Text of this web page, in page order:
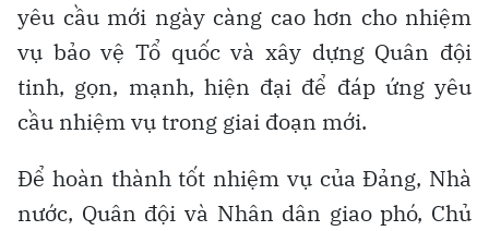
yêu cầu mới ngày càng cao hơn cho nhiệm
vụ bảo vệ Tổ quốc và xây dựng Quân đội
tinh, gọn, mạnh, hiện đại để đáp ứng yêu
cầu nhiệm vụ trong giai đoạn mới.
Để hoàn thành tốt nhiệm vụ của Đảng, Nhà
nước, Quân đội và Nhân dân giao phó, Chủ